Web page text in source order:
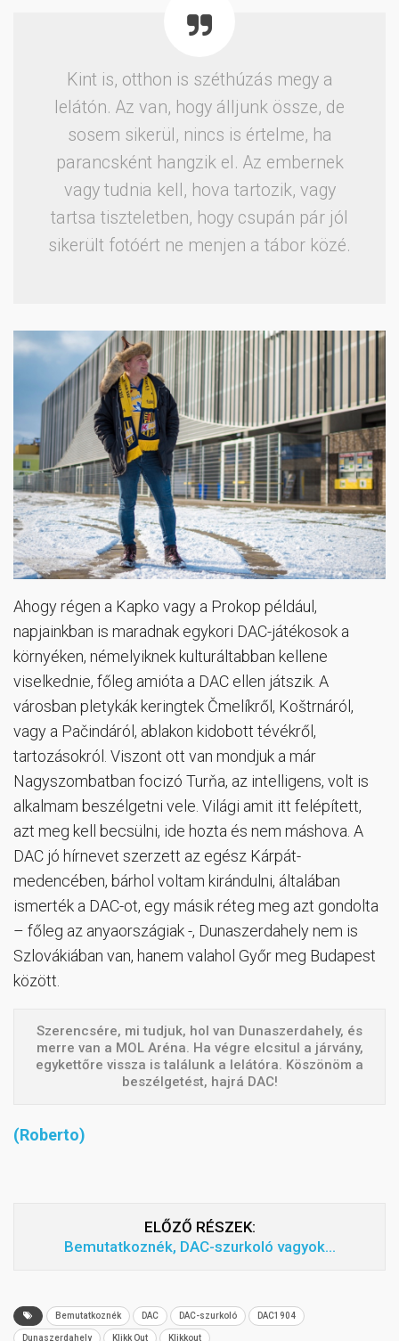
Kint is, otthon is széthúzás megy a
lelátón. Az van, hogy álljunk össze, de
sosem sikerül, nincs is értelme, ha
parancsként hangzik el. Az embernek
vagy tudnia kell, hova tartozik, vagy
tartsa tiszteletben, hogy csupán pár jól
sikerült fotóért ne menjen a tábor közé.
Ahogy régen a Kapko vagy a Prokop például,
napjainkban is maradnak egykori DAC-játékosok a
környéken, némelyiknek kulturáltabban kellene
viselkednie, főleg amióta a DAC ellen játszik. A
városban pletykák keringtek Čmelíkről, Koštrnáról,
vagy a Pačindáról, ablakon kidobott tévékről,
tartozásokról. Viszont ott van mondjuk a már
Nagyszombatban focizó Turňa, az intelligens, volt is
alkalmam beszélgetni vele. Világi amit itt felépített,
azt meg kell becsülni, ide hozta és nem máshova. A
DAC jó hírnevet szerzett az egész Kárpát-
medencében, bárhol voltam kirándulni, általában
ismerték a DAC-ot, egy másik réteg meg azt gondolta
– főleg az anyaországiak -, Dunaszerdahely nem is
Szlovákiában van, hanem valahol Győr meg Budapest
között.
Szerencsére, mi tudjuk, hol van Dunaszerdahely, és
merre van a MOL Aréna. Ha végre elcsitul a járvány,
egykettőre vissza is találunk a lelátóra. Köszönöm a
beszélgetést, hajrá DAC!
(Roberto)
ELŐZŐ RÉSZEK:
Bemutatkoznék, DAC-szurkoló vagyok…
Bemutatkoznék DAC DAC-szurkoló DAC1904
Dunaszerdahely Klikk Out Klikkout